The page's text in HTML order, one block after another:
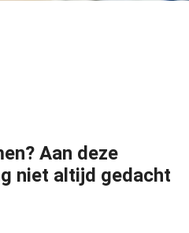
Aan deze
niet altijd gedacht